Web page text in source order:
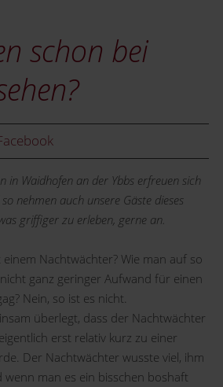
schon bei
in Waidhofen an der Ybbs erfreuen sich
nehmen auch unsere Gäste dieses
griffiger zu erleben, gerne an.
Nachtwächter? Wie man auf so
ganz geringer Aufwand für einen
Nein, so ist es nicht.
überlegt, dass der Nachtwächter
erst relativ kurz zu einer
Der Nachtwächter wusste viel, ihm
man es ein bisschen boshaft